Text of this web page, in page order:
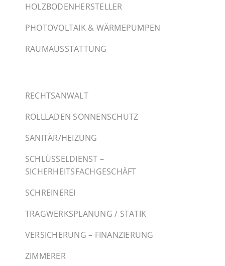
HOLZBODENHERSTELLER
PHOTOVOLTAIK & WÄRMEPUMPEN
RAUMAUSSTATTUNG
RECHTSANWALT
ROLLLADEN SONNENSCHUTZ
SANITÄR/HEIZUNG
SCHLÜSSELDIENST –
SICHERHEITSFACHGESCHÄFT
SCHREINEREI
TRAGWERKSPLANUNG / STATIK
VERSICHERUNG – FINANZIERUNG
ZIMMERER